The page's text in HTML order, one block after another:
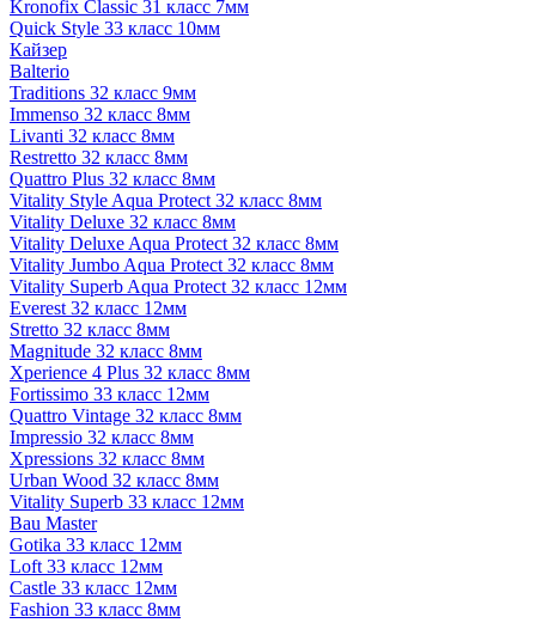
Kronofix Classic 31 класс 7мм
Quick Style 33 класс 10мм
Кайзер
Balterio
Traditions 32 класс 9мм
Immenso 32 класс 8мм
Livanti 32 класс 8мм
Restretto 32 класс 8мм
Quattro Plus 32 класс 8мм
Vitality Style Aqua Protect 32 класс 8мм
Vitality Deluxe 32 класс 8мм
Vitality Deluxe Aqua Protect 32 класс 8мм
Vitality Jumbo Aqua Protect 32 класс 8мм
Vitality Superb Aqua Protect 32 класс 12мм
Everest 32 класс 12мм
Stretto 32 класс 8мм
Magnitude 32 класс 8мм
Xperience 4 Plus 32 класс 8мм
Fortissimo 33 класс 12мм
Quattro Vintage 32 класс 8мм
Impressio 32 класс 8мм
Xpressions 32 класс 8мм
Urban Wood 32 класс 8мм
Vitality Superb 33 класс 12мм
Bau Master
Gotika 33 класс 12мм
Loft 33 класс 12мм
Castle 33 класс 12мм
Fashion 33 класс 8мм